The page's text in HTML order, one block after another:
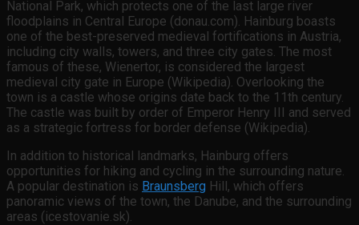
National Park, which protects one of the last large river
floodplains in Central Europe (donau.com). Hainburg boasts
one of the best-preserved medieval fortifications in Austria,
including city walls, towers, and three city gates. The most
famous of these, Wienertor, is considered the largest
medieval city gate in Europe (Wikipedia). Overlooking the
town is a castle whose origins date back to the 11th century.
The castle was built by order of Emperor Henry III and served
as a strategic fortress for border defense (Wikipedia).
In addition to historical landmarks, Hainburg offers
opportunities for hiking and cycling in the surrounding nature.
A popular destination is Braunsberg Hill, which offers
panoramic views of the town, the Danube, and the surrounding
areas (icestovanie.sk).